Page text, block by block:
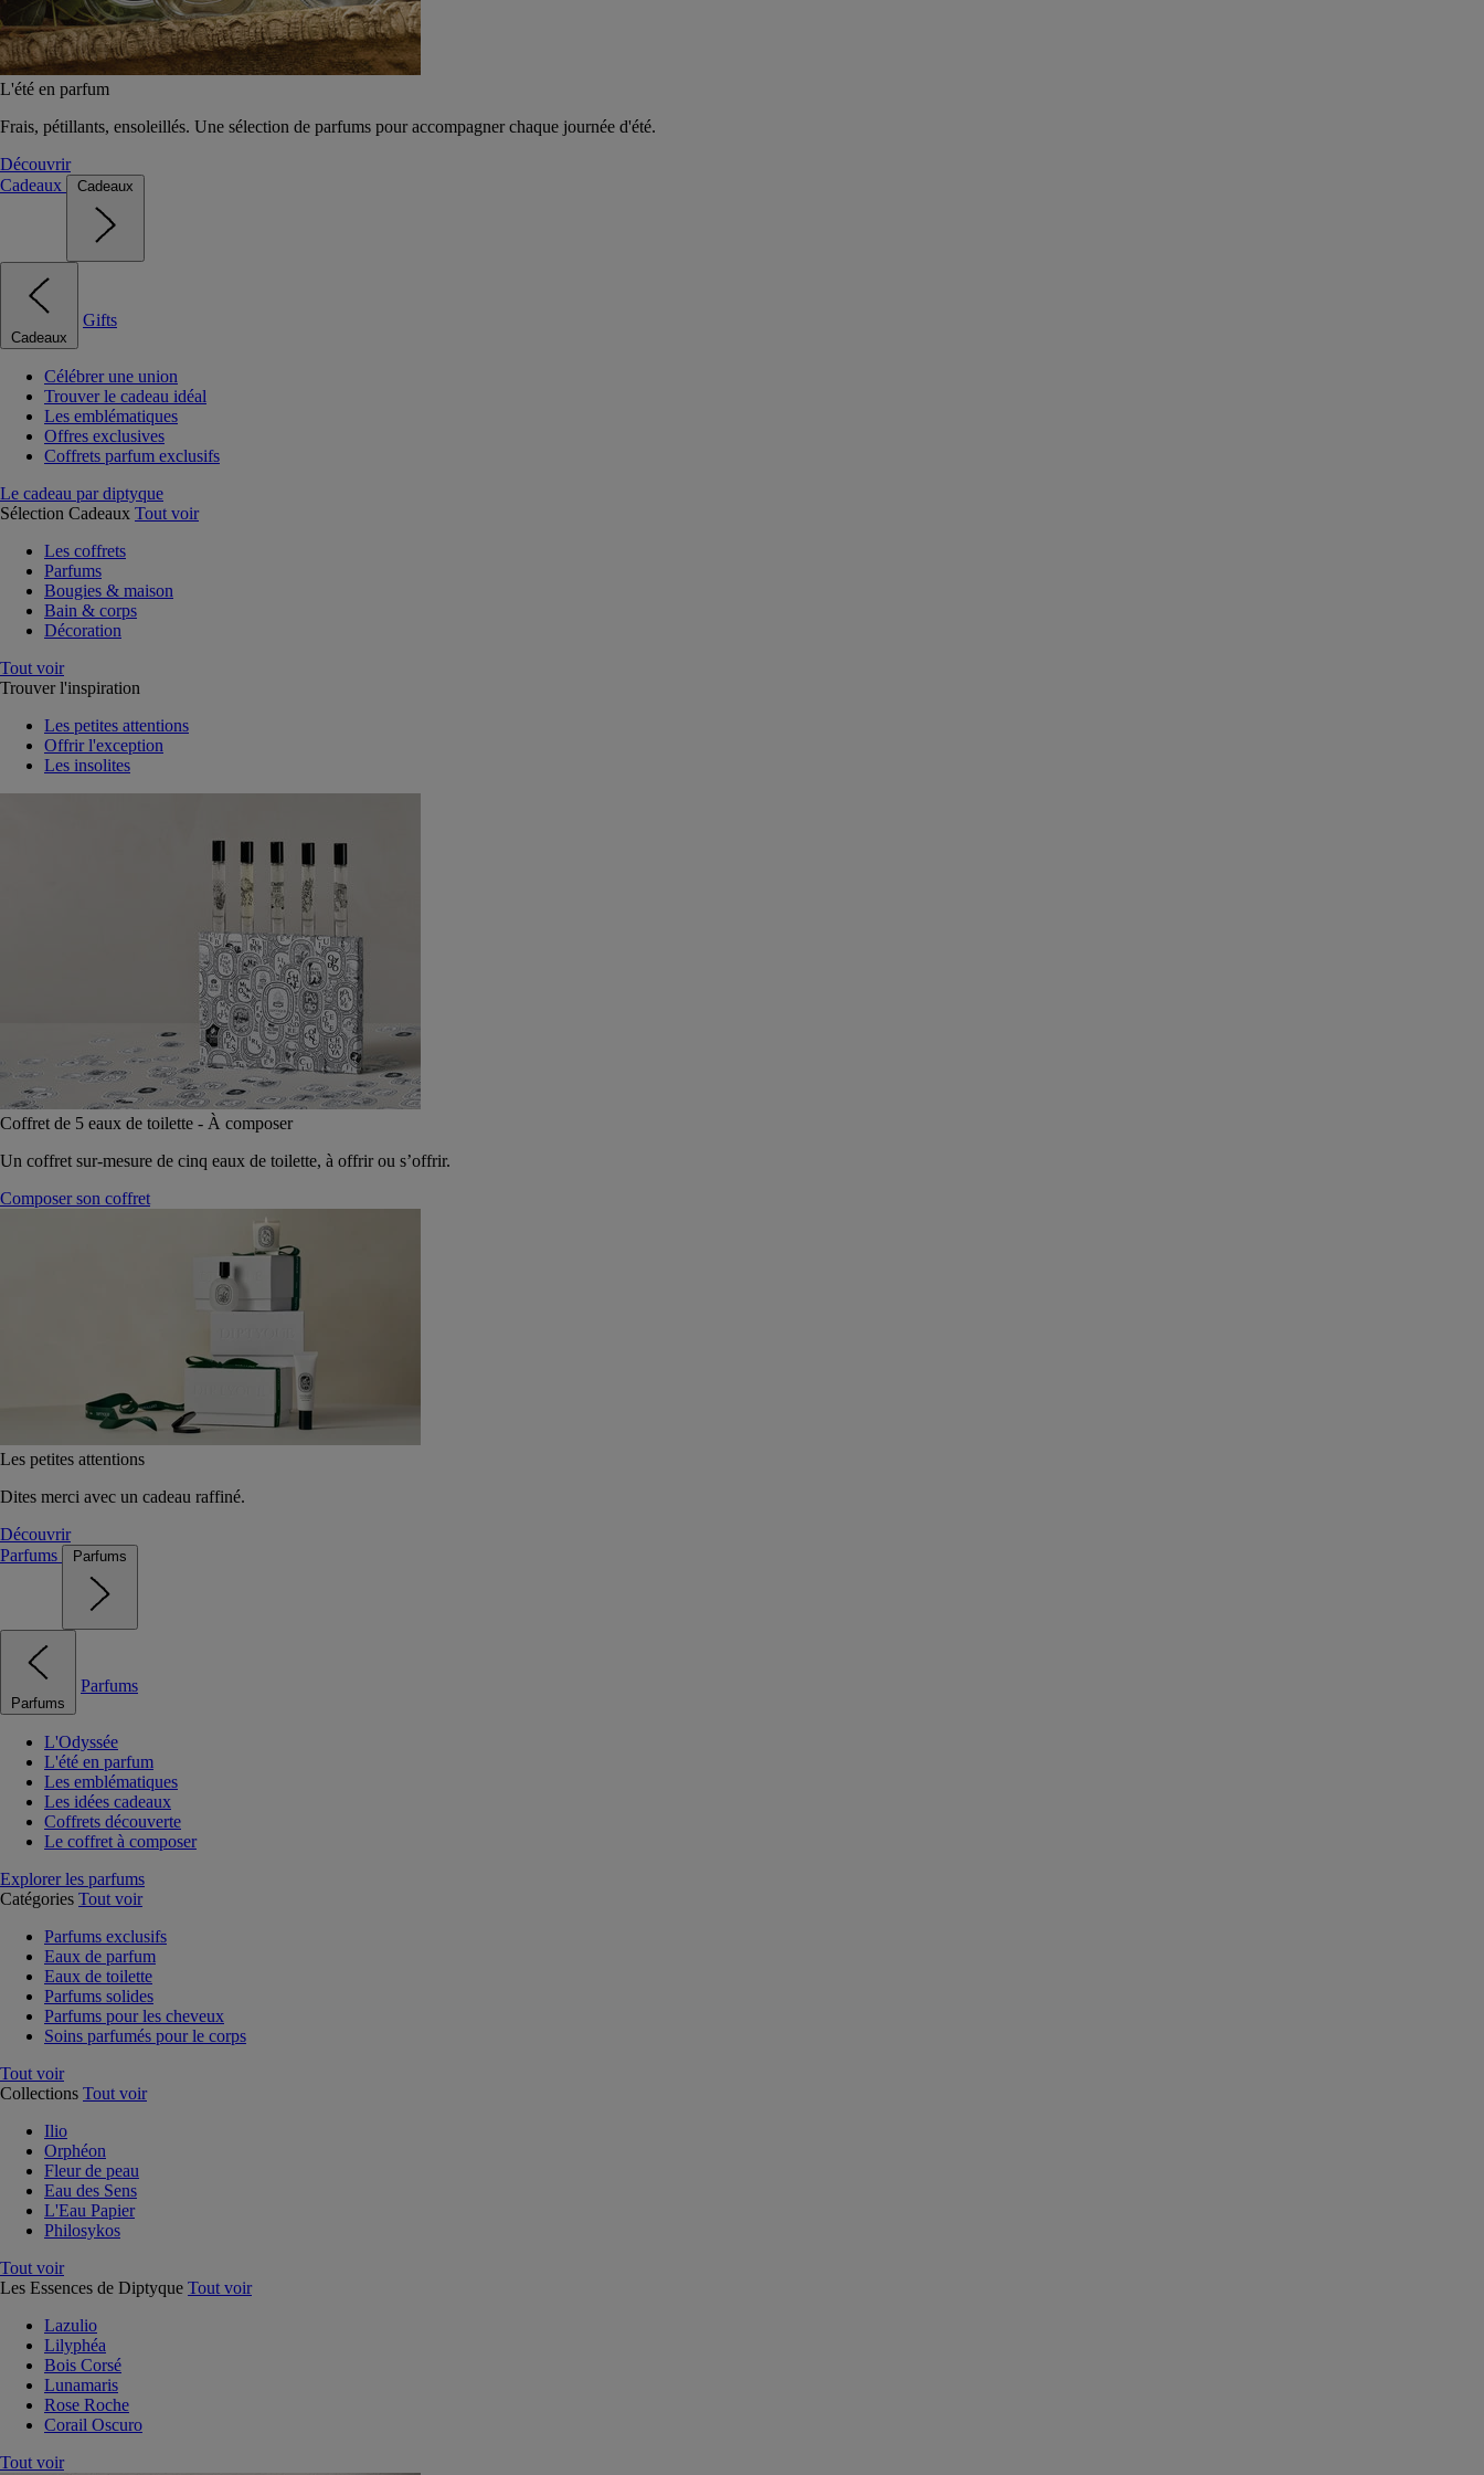
L'été en parfum
Frais, pétillants, ensoleillés. Une sélection de parfums pour accompagner chaque journée d'été.
Découvrir
Cadeaux
Cadeaux
Cadeaux
Gifts
Célébrer une union
Trouver le cadeau idéal
Les emblématiques
Offres exclusives
Coffrets parfum exclusifs
Le cadeau par diptyque
Sélection Cadeaux Tout voir
Les coffrets
Parfums
Bougies & maison
Bain & corps
Décoration
Tout voir
Trouver l'inspiration
Les petites attentions
Offrir l'exception
Les insolites
Coffret de 5 eaux de toilette - À composer
Un coffret sur-mesure de cinq eaux de toilette, à offrir ou s’offrir.
Composer son coffret
Les petites attentions
Dites merci avec un cadeau raffiné.
Découvrir
Parfums
Parfums
Parfums
Parfums
L'Odyssée
L'été en parfum
Les emblématiques
Les idées cadeaux
Coffrets découverte
Le coffret à composer
Explorer les parfums
Catégories Tout voir
Parfums exclusifs
Eaux de parfum
Eaux de toilette
Parfums solides
Parfums pour les cheveux
Soins parfumés pour le corps
Tout voir
Collections Tout voir
Ilio
Orphéon
Fleur de peau
Eau des Sens
L'Eau Papier
Philosykos
Tout voir
Les Essences de Diptyque Tout voir
Lazulio
Lilyphéa
Bois Corsé
Lunamaris
Rose Roche
Corail Oscuro
Tout voir